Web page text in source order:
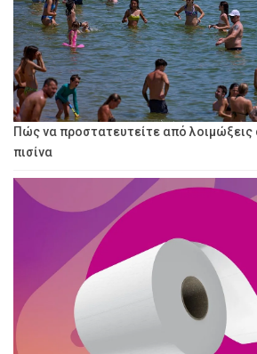
Πώς να προστατευτείτε από λοιμώξεις
πισίνα